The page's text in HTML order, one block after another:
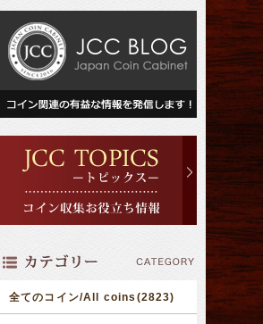
全てのコイン/All coins(2823)